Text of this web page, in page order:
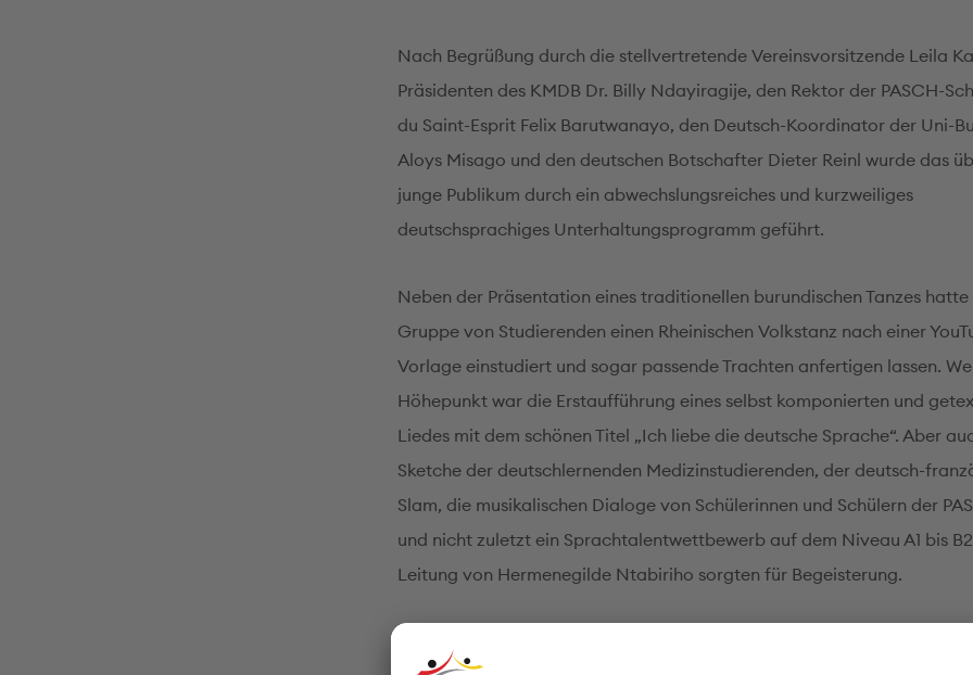
Nach Begrüßung durch die stellvertretende Vereinsvorsitzende Leila
Präsidenten des KMDB Dr. Billy Ndayiragije, den Rektor der PASCH-
du Saint-Esprit Felix Barutwanayo, den Deutsch-Koordinator der Uni-
Aloys Misago und den deutschen Botschafter Dieter Reinl wurde das
junge Publikum durch ein abwechslungsreiches und kurzweiliges
deutschsprachiges Unterhaltungsprogramm geführt.
Neben der Präsentation eines traditionellen burundischen Tanzes hatte
Gruppe von Studierenden einen Rheinischen Volkstanz nach einer
Vorlage einstudiert und sogar passende Trachten anfertigen lassen.
Höhepunkt war die Erstaufführung eines selbst komponierten und
Liedes mit dem schönen Titel „Ich liebe die deutsche Sprache“. Aber
Sketche der deutschlernenden Medizinstudierenden, der deutsch-
Slam, die musikalischen Dialoge von Schülerinnen und Schülern der
und nicht zuletzt ein Sprachtalentwettbewerb auf dem Niveau A1 bis
Leitung von Hermenegilde Ntabiriho sorgten für Begeisterung.